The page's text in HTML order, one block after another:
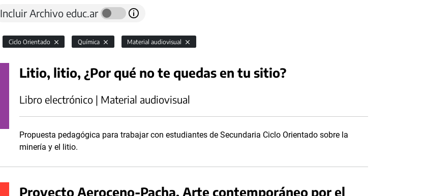
Incluir Archivo educ.ar
Ciclo Orientado Química Material audiovisual
Litio, litio, ¿Por qué no te quedas en tu sitio?
Libro electrónico | Material audiovisual
Propuesta pedagógica para trabajar con estudiantes de Secundaria Ciclo Orientado sobre la
minería y el litio.
Proyecto Aeroceno-Pacha. Arte contemporáneo por el